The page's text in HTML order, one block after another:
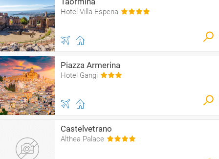
Hotel Villa Esperia
Piazza Armerina
Hotel Gangi
Castelvetrano
Althea Palace